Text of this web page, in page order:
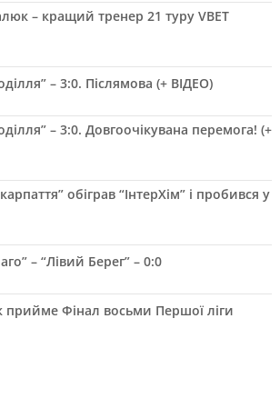
– кращий тренер 21 туру VBET
– 3:0. Післямова (+ ВІДЕО)
– 3:0. Довгоочікувана перемога! (+
обіграв “ІнтерХім” і пробився у
– “Лівий Берег” – 0:0
прийме Фінал восьми Першої ліги